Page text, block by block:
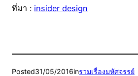
ที่มา : insider design
Posted31/05/2016inรวมเรื่องมหัศจรรย์